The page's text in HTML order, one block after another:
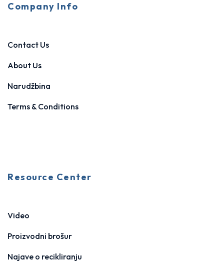
Company Info
Contact Us
About Us
Narudžbina
Terms & Conditions
Resource Center
Video
Proizvodni brošur
Najave o recikliranju